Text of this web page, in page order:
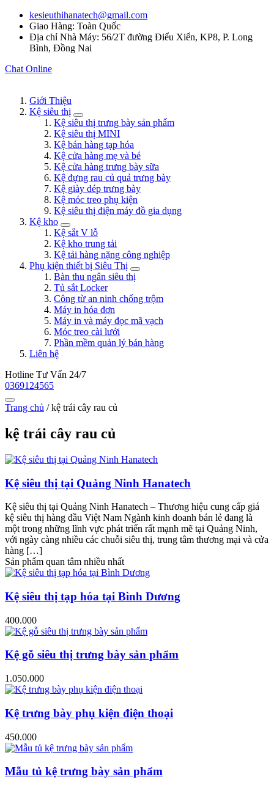
kesieuthihanatech@gmail.com
Giao Hàng: Toàn Quốc
Địa chỉ Nhà Máy: 56/2T đường Điểu Xiển, KP8, P. Long
Bình, Đồng Nai
Chat Online
Giới Thiệu
Kệ siêu thị
Kệ siêu thị trưng bày sản phẩm
Kệ siêu thị MINI
Kệ bán hàng tạp hóa
Kệ cửa hàng mẹ và bé
Kệ cửa hàng trưng bày sữa
Kệ đựng rau củ quả trưng bày
Kệ giày dép trưng bày
Kệ móc treo phụ kiện
Kệ siêu thị điện máy đồ gia dụng
Kệ kho
Kệ sắt V lỗ
Kệ kho trung tải
Kệ tải hàng nặng công nghiệp
Phụ kiện thiết bị Siêu Thị
Bàn thu ngân siêu thị
Tủ sắt Locker
Công từ an ninh chống trộm
Máy in hóa đơn
Máy in và máy đọc mã vạch
Móc treo cài lưới
Phần mềm quản lý bán hàng
Liên hệ
Hotline Tư Vấn 24/7
0369124565
Trang chủ /kệ trái cây rau củ
kệ trái cây rau củ
Kệ siêu thị tại Quảng Ninh Hanatech
Kệ siêu thị tại Quảng Ninh Hanatech – Thương hiệu cung cấp giá
kệ siêu thị hàng đầu Việt Nam Ngành kinh doanh bán lẻ đang là
một trong những lĩnh vực phát triển rất mạnh mẽ tại Quảng Ninh,
với ngày càng nhiều các chuỗi siêu thị, trung tâm thương mại và cửa
hàng […]
Sản phẩm quan tâm nhiều nhất
Kệ siêu thị tạp hóa tại Bình Dương
400.000
Kệ gỗ siêu thị trưng bày sản phẩm
1.050.000
Kệ trưng bày phụ kiện điện thoại
450.000
Mẫu tủ kệ trưng bày sản phẩm